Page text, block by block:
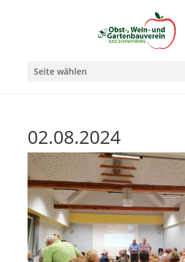
Seite wählen
02.08.2024